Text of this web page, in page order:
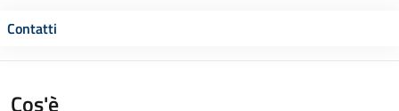
Contatti
Cos'è